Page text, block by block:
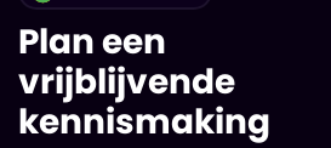
Plan een
vrijblijvende
kennismaking